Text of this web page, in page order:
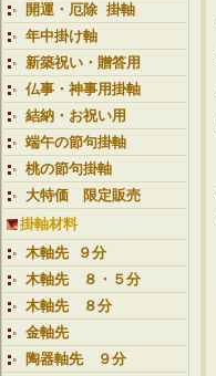
開運・厄除 掛軸
年中掛け軸
新築祝い・贈答用
仏事・神事用掛軸
結納・お祝い用
端午の節句掛軸
桃の節句掛軸
大特価 限定販売
掛軸材料
木軸先 ９分
木軸先 ８・５分
木軸先 ８分
金軸先
陶器軸先 ９分